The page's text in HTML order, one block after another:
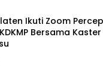
Ikuti Zoom
Bersama Kaster